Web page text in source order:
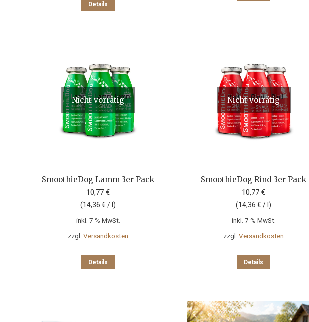
Details
Nicht vorrätig
SmoothieDog Lamm 3er Pack
10,77€
(14,36€ / l)
inkl. 7 % MwSt.
zzgl.Versandkosten
Details
Nicht vorrätig
SmoothieDog Rind 3er Pack
10,77€
(14,36€ / l)
inkl. 7 % MwSt.
zzgl.Versandkosten
Details